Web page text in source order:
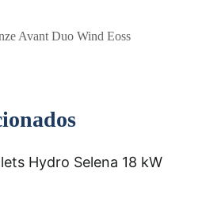
Avant Duo Wind Eoss